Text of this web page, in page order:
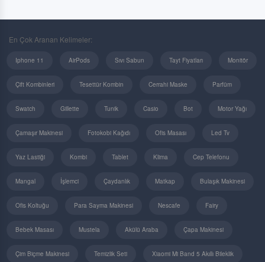
En Çok Aranan Kelimeler:
Iphone 11 AirPods Sıvı Sabun Tayt Fiyatları Monitör
Çift Kombinleri Tesettür Kombin Cerrahi Maske Parfüm
Swatch Gillette Tunik Casio Bot Motor Yağı
Çamaşır Makinesi Fotokobi Kağıdı Ofis Masası Led Tv
Yaz Lastiği Kombi Tablet Klima Cep Telefonu
Mangal İşlemci Çaydanlık Matkap Bulaşık Makinesi
Ofis Koltuğu Para Sayma Makinesi Nescafe Fairy
Bebek Masası Mustela Akülü Araba Çapa Makinesi
Çim Biçme Makinesi Temizlik Seti Xiaomi Mi Band 5 Akıllı Bileklik